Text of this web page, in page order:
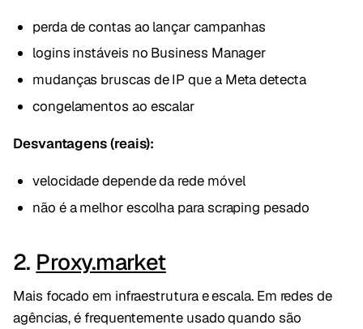
perda de contas ao lançar campanhas
logins instáveis no Business Manager
mudanças bruscas de IP que a Meta detecta
congelamentos ao escalar
Desvantagens (reais):
velocidade depende da rede móvel
não é a melhor escolha para scraping pesado
2. Proxy.market
Mais focado em infraestrutura e escala. Em redes de
agências, é frequentemente usado quando são